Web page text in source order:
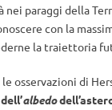
paraggi della
con la
la traiettoria
osservazioni di
albedo